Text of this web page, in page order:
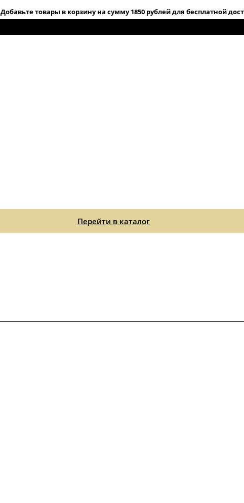
Добавьте товары в корзину на сумму 1850 рублей для бесплатной
Перейти в каталог